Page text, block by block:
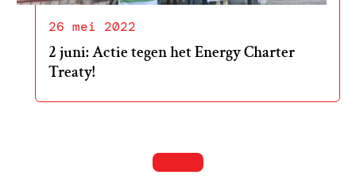
26 mei 2022
2 juni: Actie tegen het Energy Charter
Treaty!